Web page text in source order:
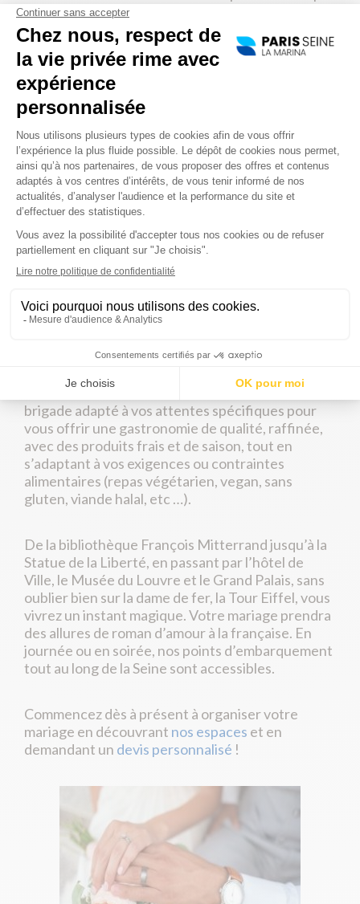
et nécessite les meilleurs conseils. Nous vous
proposons de mettre notre expérience, notre
savoir-faire de 20 ans, un chef de projet dédié à
votre événement et à votre service pour mettre
sur pieds le mariage de vos rêves. Nous pourrons
également vous faire profiter de notre expertise
en wedding-planning et vous aider dans le choix
des prestataires : photographes, animations,
fleuristes, décoration des parties extérieures et
intérieurs du bateau, etc… en mettant à votre
disposition notre réseau de prestataires
reconnus.
Le
repas
sera
élaboré
Chef et
brigade adapté à vos attentes spécifiques pour
vous offrir une gastronomie de qualité, raffinée,
avec des produits frais et de saison, tout en
s’adaptant à vos exigences ou contraintes
alimentaires (repas végétarien, vegan, sans
gluten, viande halal, etc …).
De la bibliothèque François Mitterrand jusqu’à la
Statue de la Liberté, en passant par l’hôtel de
Ville, le Musée du Louvre et le Grand Palais, sans
oublier bien sur la dame de fer, la Tour Eiffel, vous
vivrez un instant magique. Votre mariage prendra
des allures de roman d’amour à la française. En
journée ou en soirée, nos points d’embarquement
tout au long de la Seine sont accessibles.
Commencez dès à présent à organiser votre
mariage en découvrant nos espaces et en
demandant un devis personnalisé !